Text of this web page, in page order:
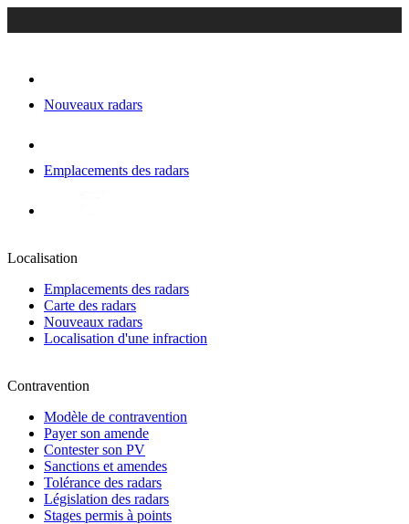
Nouveaux radars
Emplacements des radars
Localisation
Emplacements des radars
Carte des radars
Nouveaux radars
Localisation d'une infraction
Contravention
Modèle de contravention
Payer son amende
Contester son PV
Sanctions et amendes
Tolérance des radars
Législation des radars
Stages permis à points